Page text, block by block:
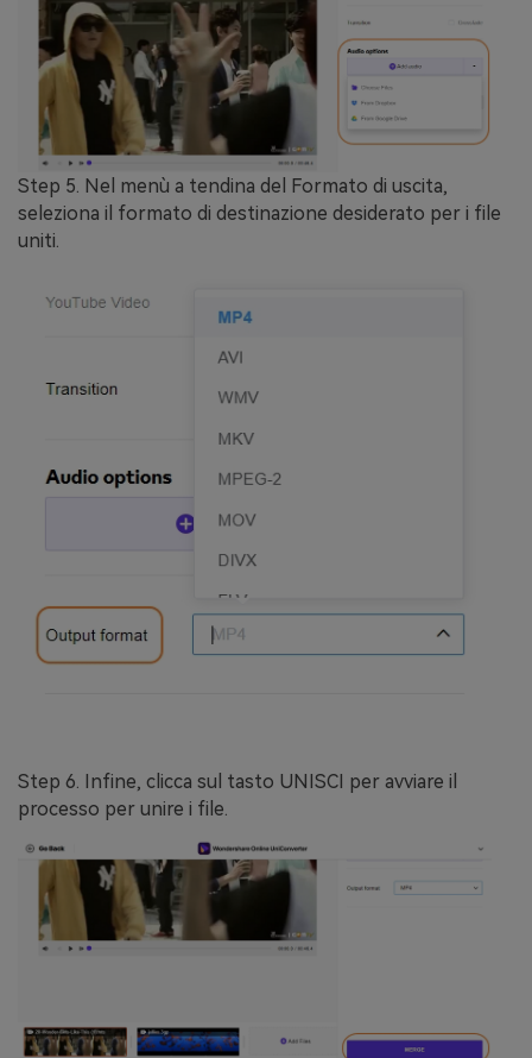
Step 5. Nel menù a tendina del Formato di uscita,
seleziona il formato di destinazione desiderato per i file
uniti.
Step 6. Infine, clicca sul tasto UNISCI per avviare il
processo per unire i file.